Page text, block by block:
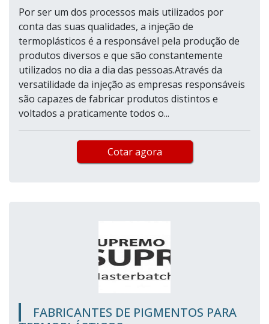
Por ser um dos processos mais utilizados por
conta das suas qualidades, a injeção de
termoplásticos é a responsável pela produção de
produtos diversos e que são constantemente
utilizados no dia a dia das pessoas.Através da
versatilidade da injeção as empresas responsáveis
são capazes de fabricar produtos distintos e
voltados a praticamente todos o...
Cotar agora
FABRICANTES DE PIGMENTOS PARA